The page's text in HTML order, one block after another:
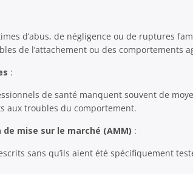
d’abus, de négligence ou de ruptures
de l’attachement ou des comportements
:
de santé manquent souvent de
aux troubles du comportement.
mise sur le marché (AMM) :
sans qu’ils aient été spécifiquement